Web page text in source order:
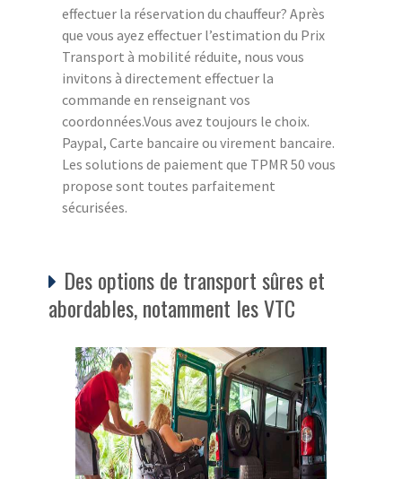
effectuer la réservation du chauffeur? Après
que vous ayez effectuer l’estimation du Prix
Transport à mobilité réduite, nous vous
invitons à directement effectuer la
commande en renseignant vos
coordonnées.Vous avez toujours le choix.
Paypal, Carte bancaire ou virement bancaire.
Les solutions de paiement que TPMR 50 vous
propose sont toutes parfaitement
sécurisées.
Des options de transport sûres et
abordables, notamment les VTC